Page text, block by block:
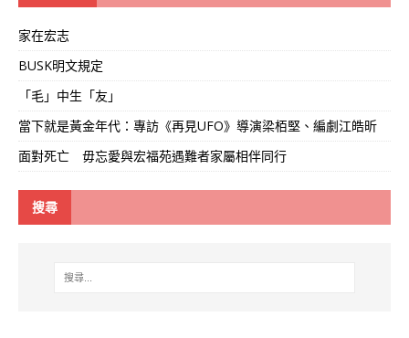
家在宏志
BUSK明文規定
「毛」中生「友」
當下就是黃金年代：專訪《再見UFO》導演梁栢堅、編劇江皓昕
面對死亡 毋忘愛與宏福苑遇難者家屬相伴同行
搜尋